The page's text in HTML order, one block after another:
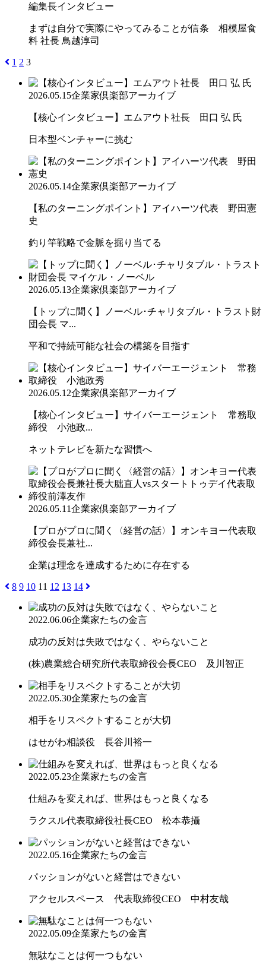
編集長インタビュー
まずは自分で実際にやってみることが信条 相模屋食
料 社長 鳥越淳司
1 2 3
2026.05.15企業家倶楽部アーカイブ
【核心インタビュー】エムアウト社長 田口 弘 氏
日本型ベンチャーに挑む
2026.05.14企業家倶楽部アーカイブ
【私のターニングポイント】アイハーツ代表 野田憲
史
釣り竿戦略で金脈を掘り当てる
2026.05.13企業家倶楽部アーカイブ
【トップに聞く】ノーベル･チャリタブル・トラスト財
団会長 マ...
平和で持続可能な社会の構築を目指す
2026.05.12企業家倶楽部アーカイブ
【核心インタビュー】サイバーエージェント 常務取
締役 小池政...
ネットテレビを新たな習慣へ
2026.05.11企業家倶楽部アーカイブ
【プロがプロに聞く〈経営の話〉】オンキヨー代表取
締役会長兼社...
企業は理念を達成するために存在する
8 9 10 11 12 13 14
2022.06.06企業家たちの金言
成功の反対は失敗ではなく、やらないこと
(株)農業総合研究所代表取締役会長CEO 及川智正
2022.05.30企業家たちの金言
相手をリスペクトすることが大切
はせがわ相談役 長谷川裕一
2022.05.23企業家たちの金言
仕組みを変えれば、世界はもっと良くなる
ラクスル代表取締役社長CEO 松本恭攝
2022.05.16企業家たちの金言
パッションがないと経営はできない
アクセルスペース 代表取締役CEO 中村友哉
2022.05.09企業家たちの金言
無駄なことは何一つもない